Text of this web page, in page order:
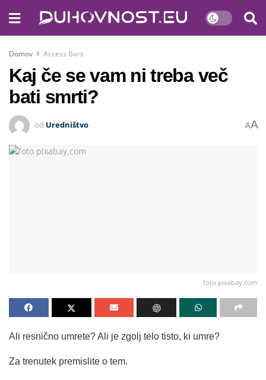
Domov Access Bars
Kaj če se vam ni treba več
bati smrti?
od Uredništvo AA
foto pixabay.com
Ali resnično umrete? Ali je zgolj telo tisto, ki umre?
Za trenutek premislite o tem.